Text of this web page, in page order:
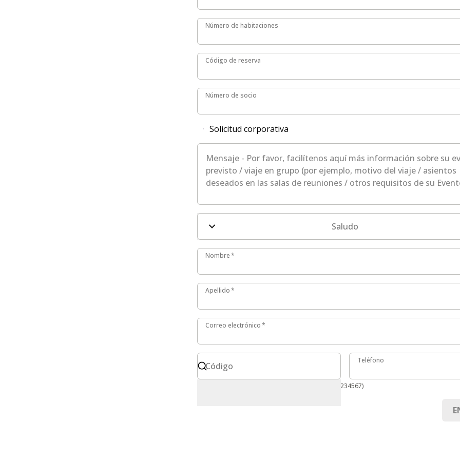
Número de habitaciones
Número de habitaciones
Código de reserva
Código de reserva
Número de socio
Número de socio
Solicitud corporativa
Mensaje - Por favor, facilítenos aquí más información sobre su
Saludo
Nombre
Nombre*
Apellido
Apellido*
Correo electrónico
Correo electrónico*
Código
Código
Teléfono
Teléfono
Formato internacional requerido (p. ej. +49 171 1234567)